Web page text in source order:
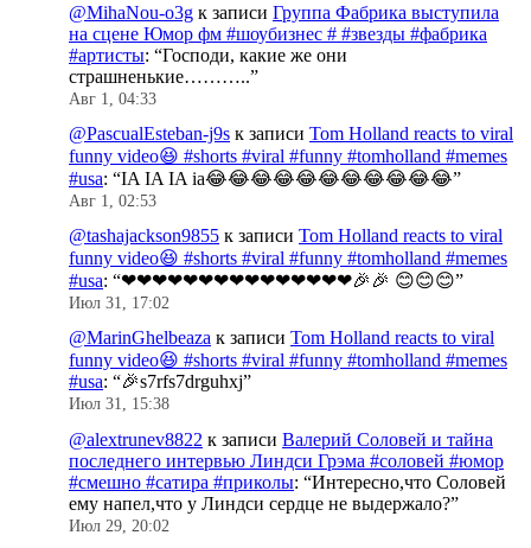
@MihaNou-o3g к записи Группа Фабрика выступила
на сцене Юмор фм #шоубизнес # #звезды #фабрика
#артисты: “Господи, какие же они
страшненькие………..”
Авг 1, 04:33
@PascualEsteban-j9s к записи Tom Holland reacts to viral
funny video😆 #shorts #viral #funny #tomholland #memes
#usa: “IA IA IA ia😂😂😂😂😂😂😂😂😂😂😂”
Авг 1, 02:53
@tashajackson9855 к записи Tom Holland reacts to viral
funny video😆 #shorts #viral #funny #tomholland #memes
#usa: “❤❤❤❤❤❤❤❤❤❤❤❤❤❤❤🎉🎉 😊😊😊”
Июл 31, 17:02
@MarinGhelbeaza к записи Tom Holland reacts to viral
funny video😆 #shorts #viral #funny #tomholland #memes
#usa: “🎉s7rfs7drguhxj”
Июл 31, 15:38
@alextrunev8822 к записи Валерий Соловей и тайна
последнего интервью Линдси Грэма #соловей #юмор
#смешно #сатира #приколы: “Интересно,что Соловей
ему напел,что у Линдси сердце не выдержало?”
Июл 29, 20:02